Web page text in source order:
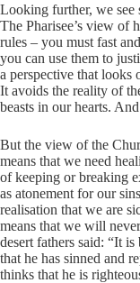
Looking further, we see
The Pharisee’s view of
rules – you must fast
you can use them to
a perspective that looks
It avoids the reality of
beasts in our hearts.
But the view of the
means that we need
of keeping or breaking
as atonement for our
realisation that we are
means that we will
desert fathers said: “It
that he has sinned and
thinks that he is